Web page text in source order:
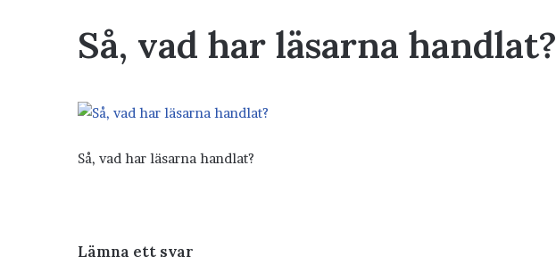
Så, vad har läsarna handlat?
Så, vad har läsarna handlat?
Lämna ett svar